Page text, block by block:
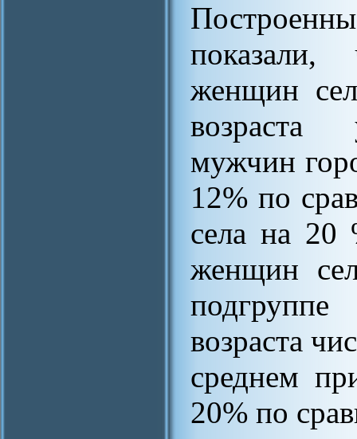
женщин
возраста
мужчин
12% по
села на 20
женщин
возраста
среднем
20% по